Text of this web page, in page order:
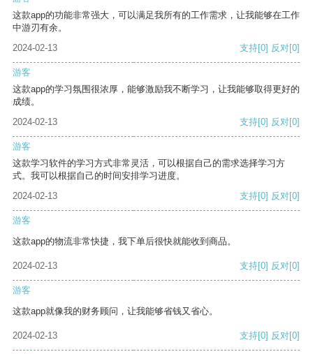
这款app的功能非常强大，可以满足我所有的工作需求，让我能够在工作
中游刃有余。
2024-02-13
支持[0] 反对[0]
游客
这款app的学习氛围很浓厚，能够激励我不断学习，让我能够取得更好的
成绩。
2024-02-13
支持[0] 反对[0]
游客
这款学习软件的学习方式非常灵活，可以根据自己的需求选择学习方
式。我可以根据自己的时间安排学习进度。
2024-02-13
支持[0] 反对[0]
游客
这款app的物流非常快捷，我下单后很快就能收到商品。
2024-02-13 支持[0] 反对[0]
游客
这款app就像我的财务顾问，让我能够省钱又省心。
2024-02-13 支持[0] 反对[0]